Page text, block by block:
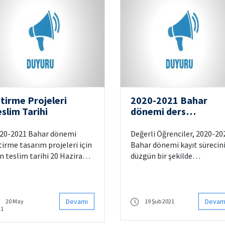
Projeleri
Tarihi
2021 Bahar dönemi
tasarım projeleri için
teslim tarihi 20 Haziran
sınıfları oluşturulacak
gerekli bilgilendirmeler
üzerinden de
20 May
Devamı
2020-2021 Bahar
dönemi ders
gerekenler hakkında
Değerli Öğrenciler, 2020-2021
Bahar dönemi kayıt
düzgün bir şekilde
uygulanacak kurallara
bilgilendirmeler aşağıda
listelenmiştir.
19 Şub 2021